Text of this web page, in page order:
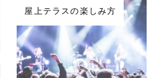
屋上テラスの楽しみ方